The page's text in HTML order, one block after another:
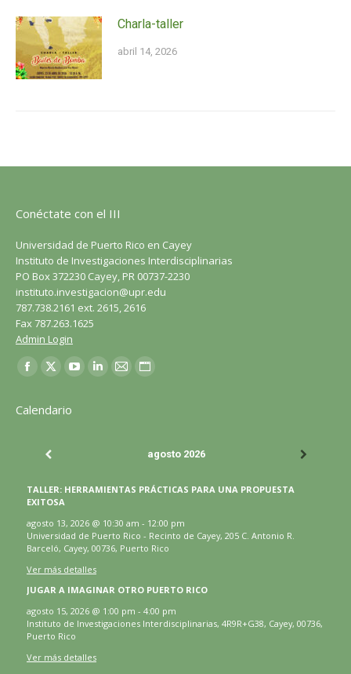
Charla-taller
abril 14, 2026
Conéctate con el III
Universidad de Puerto Rico en Cayey
Instituto de Investigaciones Interdisciplinarias
PO Box 372230 Cayey, PR 00737-2230
instituto.investigacion@upr.edu
787.738.2161 ext. 2615, 2616
Fax 787.263.1625
Admin Login
Encuéntranos en:
Facebook
se
ventana
nueva
X
se
en
ventana
nueva
YouTube
nueva
LinkedIn
nueva
Correo
nueva
Sitio
abre
ventana
nueva
Calendario
agosto 2026
TALLER: HERRAMIENTAS PRÁCTICAS PARA UNA PROPUESTA
EXITOSA
agosto 13, 2026 @ 10:30 am - 12:00 pm
Universidad de Puerto Rico - Recinto de Cayey, 205 C. Antonio R.
Barceló, Cayey, 00736, Puerto Rico
Ver más detalles
JUGAR A IMAGINAR OTRO PUERTO RICO
agosto 15, 2026 @ 1:00 pm - 4:00 pm
Instituto de Investigaciones Interdisciplinarias, 4R9R+G38, Cayey, 00736,
Puerto Rico
Ver más detalles